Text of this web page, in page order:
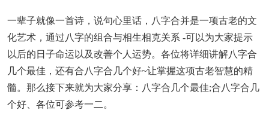
一辈子就像一首诗，说句心里话，八字合并是一项古老的文
化艺术，通过八字的组合与相生相克关系 -可以为大家提示
以后的日子命运以及改善个人运势。各位将详细讲解八字合
几个最佳，还有合八字合几个好~让掌握这项古老智慧的精
髓。那么接下来就为大家分享：八字合几个最佳;合八字合几
个好、各位可参考一二。